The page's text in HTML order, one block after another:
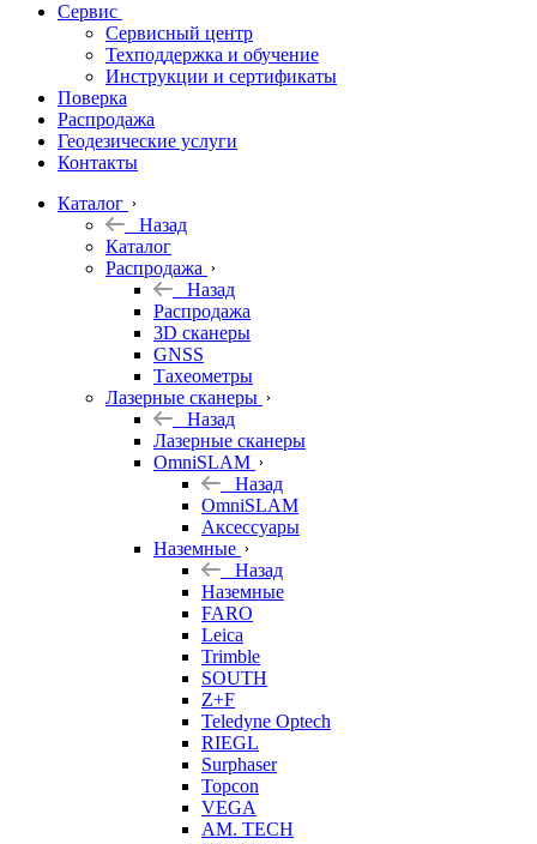
Софт
Георадары
Акции
Гидрография
Подбор
оборудования
по задачам
Архив
Геодезическое
оборудование
Сервис
Сервисный центр
Техподдержка и обучение
Инструкции и сертификаты
Поверка
Распродажа
Геодезические услуги
Контакты
Каталог
Назад
Каталог
Распродажа
Назад
Распродажа
3D сканеры
GNSS
Тахеометры
Лазерные сканеры
Назад
Лазерные сканеры
OmniSLAM
Назад
OmniSLAM
Аксессуары
Наземные
Назад
Наземные
FARO
Leica
Trimble
SOUTH
Z+F
Teledyne Optech
RIEGL
Surphaser
Topcon
VEGA
AM. TECH